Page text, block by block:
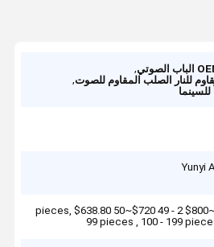
,
للنار الصلب المقاوم للصوت,
Yunyi
$723.60~$800 2 - 49 pieces, $638.80 50~$720
99 pieces , 100 - 199